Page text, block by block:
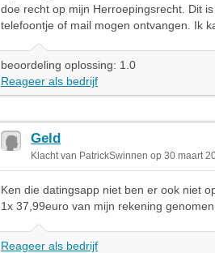
doe recht op mijn Herroepingsrecht. Dit
telefoontje of mail mogen ontvangen. Ik
beoordeling oplossing: 1.0
Reageer als bedrijf
Geld
Klacht van PatrickSwinnen op 30 maart
Ken die datingsapp niet ben er ook niet
1x 37,99euro van mijn rekening genomen
Reageer als bedrijf